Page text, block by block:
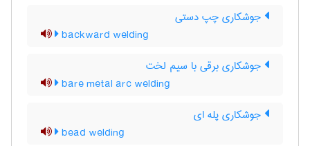
جوشکاری چپ دستی
backward welding
جوشکاری برقی با سیم لخت
bare metal arc welding
جوشکاری پله ای
bead welding